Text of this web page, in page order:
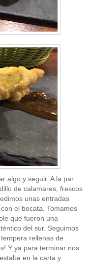
algo y seguir. A la par
de calamares, frescos
unas entradas
el bocata. Tomamos
que fueron una
del sur. Seguimos
rellenas de
Y ya para terminar nos
en la carta y